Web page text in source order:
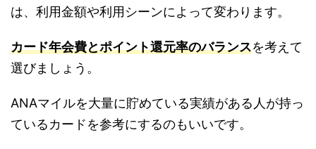
は、利用金額や利用シーンによって変わります。
カード年会費とポイント還元率のバランスを考えて
選びましょう。
ANAマイルを大量に貯めている実績がある人が持っ
ているカードを参考にするのもいいです。